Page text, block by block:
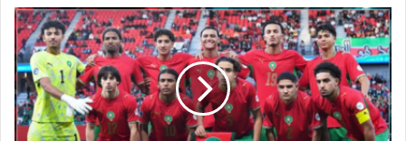
ب